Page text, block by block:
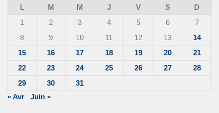
L
M M J V S
D
1
2 3 4 5 6
7
8
9 10 11 12 13
14
15
16 17 18 19 20
21
22
23 24 25 26 27
28
29
30
31
« Avr
Juin »